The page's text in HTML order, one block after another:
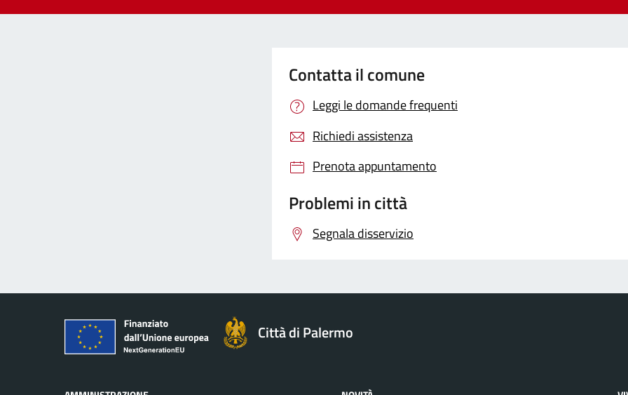
Contatta il comune
Leggi le domande frequenti
Richiedi assistenza
Prenota appuntamento
Problemi in città
Segnala disservizio
Città di Palermo